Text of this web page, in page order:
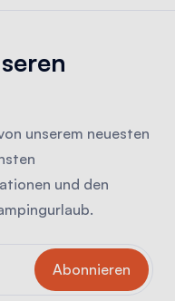
unserem neuesten
und den